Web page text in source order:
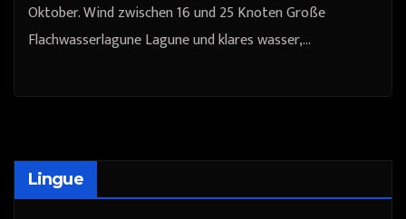
Oktober. Wind zwischen 16 und 25 Knoten Große
Flachwasserlagune Lagune und klares wasser,…
Lingue